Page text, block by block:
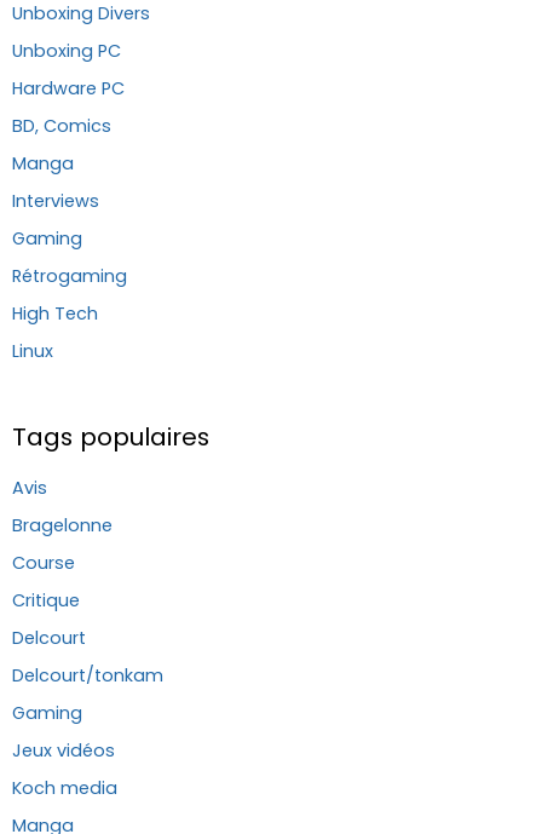
Unboxing Divers
Unboxing PC
Hardware PC
BD, Comics
Manga
Interviews
Gaming
Rétrogaming
High Tech
Linux
Tags populaires
Avis
Bragelonne
Course
Critique
Delcourt
Delcourt/tonkam
Gaming
Jeux vidéos
Koch media
Manga